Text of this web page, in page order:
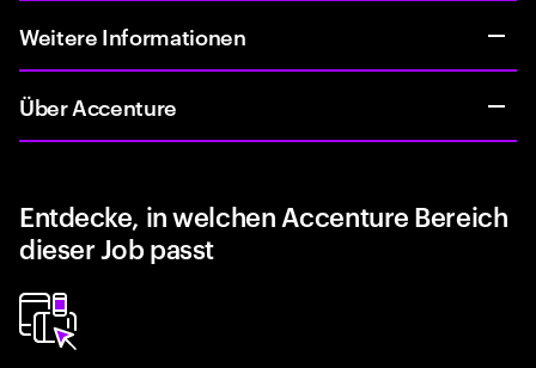
Weitere Informationen
Über Accenture
Entdecke, in welchen Accenture Bereich
dieser Job passt